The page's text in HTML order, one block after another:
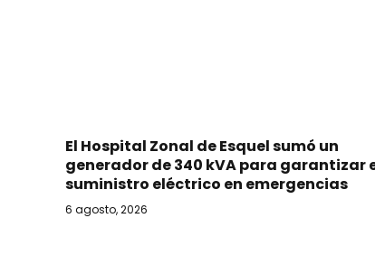
El Hospital Zonal de Esquel sumó un
generador de 340 kVA para garantizar
suministro eléctrico en emergencias
6 agosto, 2026